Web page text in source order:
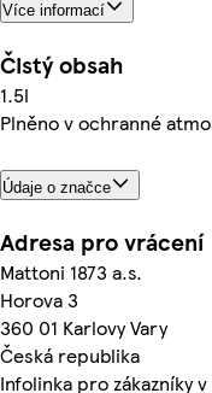
Více informací
Čistý obsah
1.5l
Plněno v ochranné
Údaje o značce
Adresa pro vrácení
Mattoni 1873 a.s.
Horova 3
360 01 Karlovy Vary
Česká republika
Infolinka pro zákazníky v